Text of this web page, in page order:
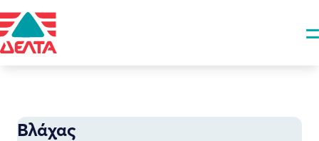
Βλάχας